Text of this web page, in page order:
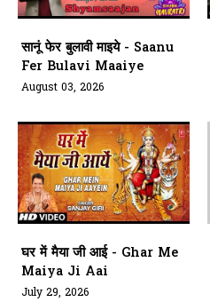
सानूं फेर बुलावी माइये - Saanu
Fer Bulavi Maaiye
August 03, 2026
घर में मैया जी आई - Ghar Me
Maiya Ji Aai
July 29, 2026